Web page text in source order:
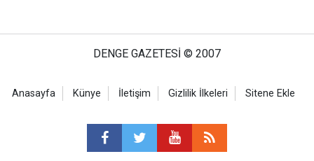
DENGE GAZETESİ © 2007
Anasayfa Künye İletişim Gizlilik İlkeleri Sitene Ekle